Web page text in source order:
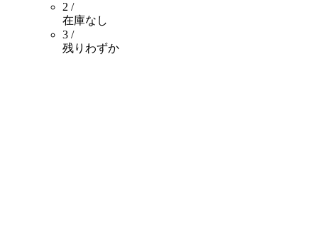
2 /
在庫なし
3 /
残りわずか